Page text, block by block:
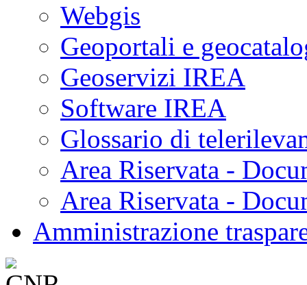
Webgis
Geoportali e
Geoservizi IREA
Software IREA
Glossario di
Area Riservata -
Area Riservata -
Amministrazione